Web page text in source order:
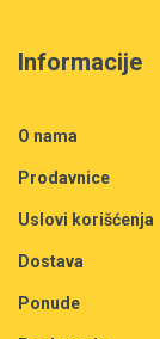
Informacije
O nama
Prodavnice
Uslovi korišćenja
Dostava
Ponude